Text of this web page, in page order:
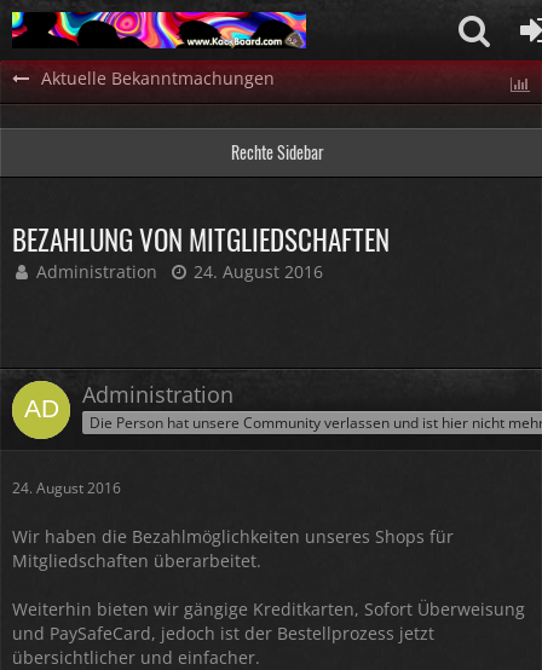
Aktuelle Bekanntmachungen
BEZAHLUNG VON MITGLIEDSCHAFTEN
Administration 24. August 2016
Administration
Die Person hat unsere Community verlassen und ist hier nicht
24. August 2016
Wir haben die Bezahlmöglichkeiten unseres Shops für
Mitgliedschaften überarbeitet.
Weiterhin bieten wir gängige Kreditkarten, Sofort Überweisung
und PaySafeCard, jedoch ist der Bestellprozess jetzt
übersichtlicher und einfacher.
Rechte Sidebar